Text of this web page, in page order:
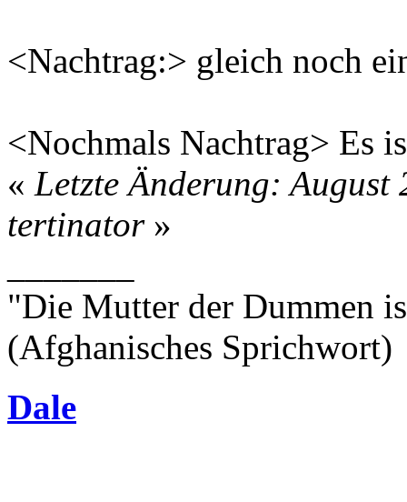
<Nachtrag:> gleich noch
<Nochmals Nachtrag> Es
« Letzte Änderung:
tertinator»
"Die Mutter der Dummen
(Afghanisches Sprichwort)
Dale